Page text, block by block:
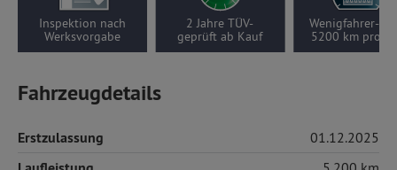
2 Jahre TÜV-
geprüft ab Kauf
Wenigfahrer-Auto,
5200 km pro Jahr
Nur 1
Fahrzeugdetails
Erstzulassung 01.12.2025